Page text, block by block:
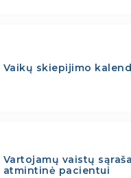
Vaikų skiepijimo
Vartojamų vaistų
atmintinė pacientui